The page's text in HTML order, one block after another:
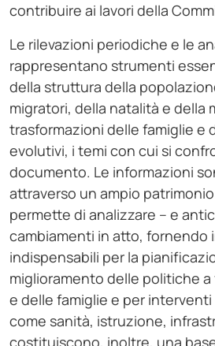
contribuire ai lavori della
Le rilevazioni periodiche e le
rappresentano strumenti
della struttura della
migratori, della natalità e della
trasformazioni delle famiglie e
evolutivi, i temi con cui si
documento. Le informazioni
attraverso un ampio
permette di analizzare – e
cambiamenti in atto, fornendo
indispensabili per la
miglioramento delle politiche
e delle famiglie e per
come sanità, istruzione,
costituiscono, inoltre, una